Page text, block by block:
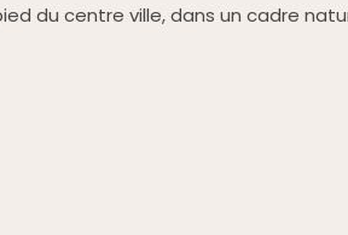
du centre ville, dans un cadre